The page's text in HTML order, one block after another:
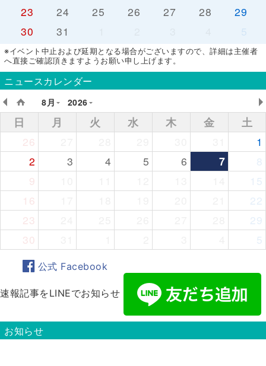
23
24 25 26 27 28
29
30
31 5
※イベント中止および延期となる場合がございますので、詳細は主催者
へ直接ご確認頂きますようお願い申し上げます。
ニュースカレンダー
8月
2026
日 月 火 水 木 金
土
26
1
2
3 4 5 6 7
8
9
15
16
22
23
29
30
5
公式 Facebook
速報記事をLINEでお知らせ
お知らせ